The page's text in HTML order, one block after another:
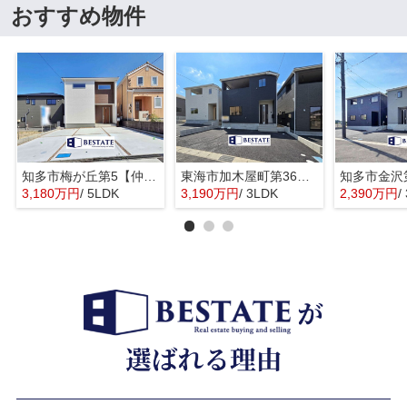
おすすめ物件
3,180万円/ 5LDK
3,190万円/ 3LDK 2,390万円/